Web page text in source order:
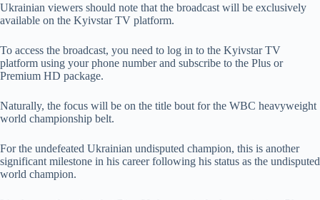
Ukrainian viewers should note that the broadcast will be exclusively
available on the Kyivstar TV platform.
To access the broadcast, you need to log in to the Kyivstar TV
platform using your phone number and subscribe to the Plus or
Premium HD package.
Naturally, the focus will be on the title bout for the WBC heavyweight
world championship belt.
For the undefeated Ukrainian undisputed champion, this is another
significant milestone in his career following his status as the undisputed
world champion.